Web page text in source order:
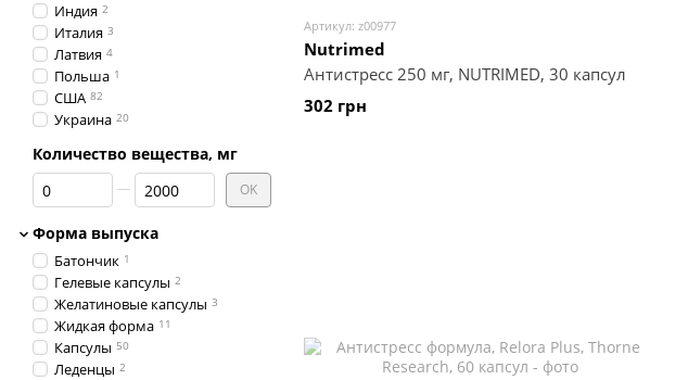
Артикул: z00977
Nutrimed
Антистресс 250 мг, NUTRIMED, 30 капсул
302 грн
Индия 2
Италия 3
Латвия 4
Польша 1
США 82
Украина 20
Количество вещества, мг
От Количество вещества, мг
До Количество вещества, мгOK
Форма выпуска
Батончик 1
Гелевые капсулы 2
Желатиновые капсулы 3
Жидкая форма 11
Капсулы 50
Леденцы 2